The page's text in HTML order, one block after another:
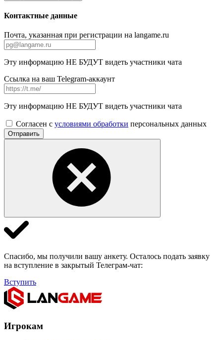
Контактные данные
Почта, указанная при регистрации на langame.ru
Эту информацию НЕ БУДУТ видеть участники чата
Ссылка на ваш Telegram-аккаунт
Эту информацию НЕ БУДУТ видеть участники чата
Согласен с условиями обработки персональных данных
Отправить
Спасибо, мы получили вашу анкету. Осталось подать заявку
на вступление в закрытый Телеграм-чат:
Вступить
Игрокам